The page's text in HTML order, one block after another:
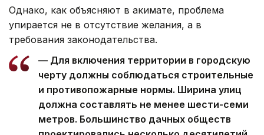
Однако, как объясняют в акимате, проблема
упирается не в отсутствие желания, а в
требования законодательства.
— Для включения территории в городскую
черту должны соблюдаться строительные
и противопожарные нормы. Ширина улиц
должна составлять не менее шести-семи
метров. Большинство дачных обществ